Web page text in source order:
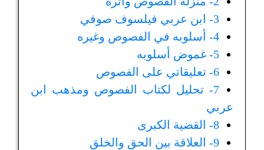
3- ابن عربي فيلسوف صوفي‏
4- أسلوبه في الفصوص وغيره‏
5- غموض أسلوبه‏
6- تعليقاتي على الفصوص‏
7- تحليل لكتاب الفصوص ومذهب ابن
عربي‏
8- القضية الكبرى‏
9- العلاقة بين الحق والخلق‏